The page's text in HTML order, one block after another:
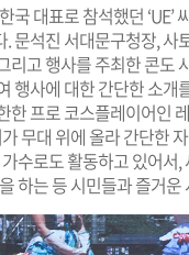
국 대표로 참석했던 ‘UE’
문석진 서대문구청장, 사
리고 행사를 주최한 콘도
행사에 대한 간단한 소개
한 프로 코스플레이어인
무대 위에 올라 간단한
수로도 활동하고 있어서,
하는 등 시민들과 즐거운